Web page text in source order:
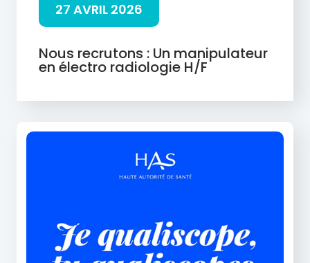
27 AVRIL 2026
Nous recrutons : Un manipulateur
en électro radiologie H/F